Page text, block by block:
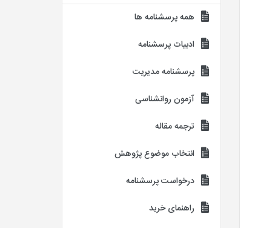
همه پرسشنامه ها
ادبیات پرسشنامه
پرسشنامه مدیریت
آزمون روانشناسی
ترجمه مقاله
انتخاب موضوع پژوهش
درخواست پرسشنامه
راهنمای خرید